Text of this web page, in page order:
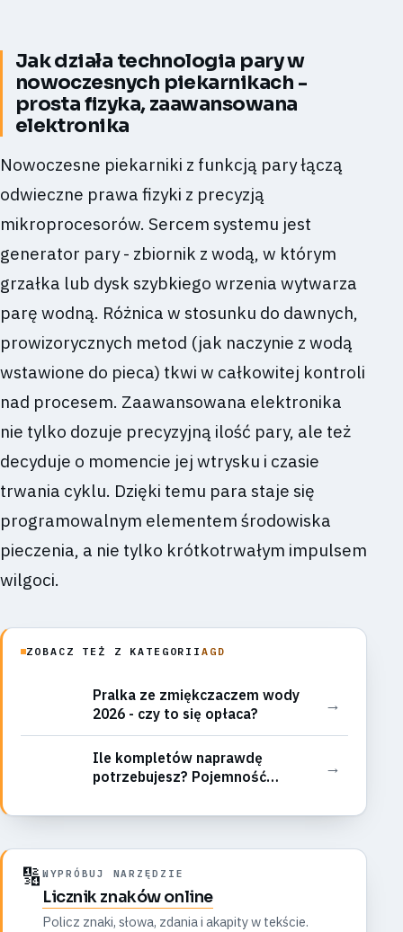
Jak działa technologia pary w
nowoczesnych piekarnikach -
prosta fizyka, zaawansowana
elektronika
Nowoczesne piekarniki z funkcją pary łączą
odwieczne prawa fizyki z precyzją
mikroprocesorów. Sercem systemu jest
generator pary - zbiornik z wodą, w którym
grzałka lub dysk szybkiego wrzenia wytwarza
parę wodną. Różnica w stosunku do dawnych,
prowizorycznych metod (jak naczynie z wodą
wstawione do pieca) tkwi w całkowitej kontroli
nad procesem. Zaawansowana elektronika
nie tylko dozuje precyzyjną ilość pary, ale też
decyduje o momencie jej wtrysku i czasie
trwania cyklu. Dzięki temu para staje się
programowalnym elementem środowiska
pieczenia, a nie tylko krótkotrwałym impulsem
wilgoci.
ZOBACZ TEŻ Z KATEGORII AGD
Pralka ze zmiękczaczem wody
2026 - czy to się opłaca?
→
Ile kompletów naprawdę
potrzebujesz? Pojemność
→
🔢 WYPRÓBUJ NARZĘDZIE
Licznik znaków online
Policz znaki, słowa, zdania i akapity w tekście.